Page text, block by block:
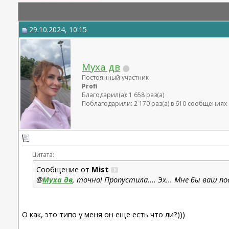
29.10.2024, 10:15
Муха дв
Постоянный участник
Profi
Благодарил(а): 1 658 раз(а)
Поблагодарили: 2 170 раз(а) в 610 сообщениях
Цитата:
Сообщение от Mist
@Муха дв, точно! Пропустила.... Эх... Мне бы ваш
О как, это типо у меня он еще есть что ли?)))